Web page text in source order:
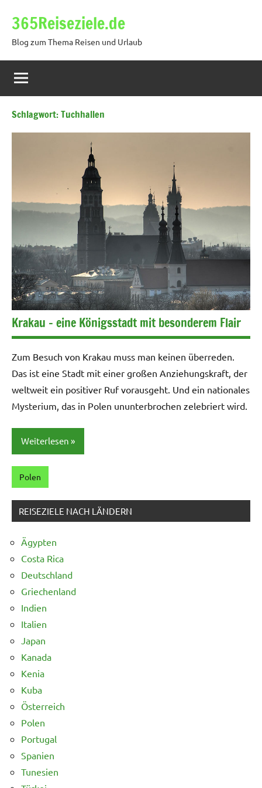
Inhalt
springen
365Reiseziele.de
Blog zum Thema Reisen und Urlaub
Schlagwort:Tuchhallen
Krakau – eine Königsstadt mit besonderem Flair
Zum Besuch von Krakau muss man keinen überreden.
Das ist eine Stadt mit einer großen Anziehungskraft, der
weltweit ein positiver Ruf vorausgeht. Und ein nationales
Mysterium, das in Polen ununterbrochen zelebriert wird.
Weiterlesen
Polen
REISEZIELE NACH LÄNDERN
Ägypten
Costa Rica
Deutschland
Griechenland
Indien
Italien
Japan
Kanada
Kenia
Kuba
Österreich
Polen
Portugal
Spanien
Tunesien